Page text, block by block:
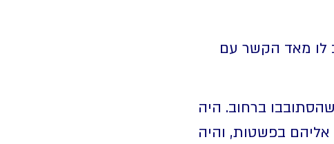
לו מאד הקשר עם
ברחוב. היה
בפשטות, והיה